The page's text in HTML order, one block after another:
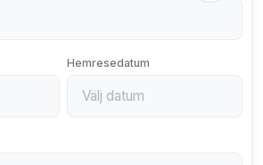
Hemresedatum